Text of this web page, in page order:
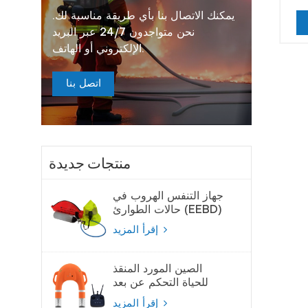
يمكنك الاتصال بنا بأي طريقة مناسبة لك.
نحن متواجدون 24/7 عبر البريد
الإلكتروني أو الهاتف.
اتصل بنا
منتجات جديدة
جهاز التنفس الهروب في
حالات الطوارئ (EEBD)
جهاز تنفس الهواء
الصين المورد المنقذ
للحياة التحكم عن بعد
لايفبوي